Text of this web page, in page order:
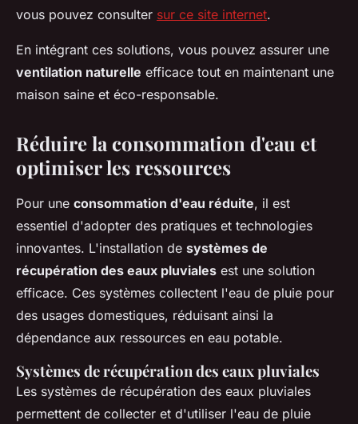
vous pouvez consulter sur ce site internet.
En intégrant ces solutions, vous pouvez assurer une
ventilation naturelle efficace tout en maintenant une
maison saine et éco-responsable.
Réduire la consommation d'eau et
optimiser les ressources
Pour une consommation d'eau réduite, il est
essentiel d'adopter des pratiques et technologies
innovantes. L'installation de systèmes de
récupération des eaux pluviales est une solution
efficace. Ces systèmes collectent l'eau de pluie pour
des usages domestiques, réduisant ainsi la
dépendance aux ressources en eau potable.
Systèmes de récupération des eaux pluviales
Les systèmes de récupération des eaux pluviales
permettent de collecter et d'utiliser l'eau de pluie